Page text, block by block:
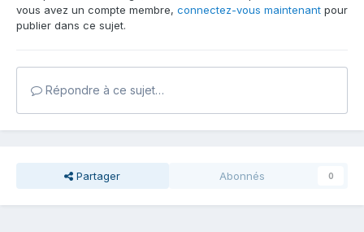
vous avez un compte membre, connectez-vous maintenant pour
publier dans ce sujet.
Répondre à ce sujet…
Partager Abonnés 0